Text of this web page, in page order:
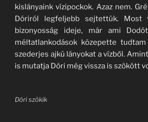
kislányaink vízipockok. Azaz nem.
Dóriról legfeljebb sejtettük. Most
bizonyosság ideje, már ami
méltatlankodások közepette
szederjes ajkú lányokat a vízből.
is mutatja Dóri még vissza is szökött
Dóri szökik